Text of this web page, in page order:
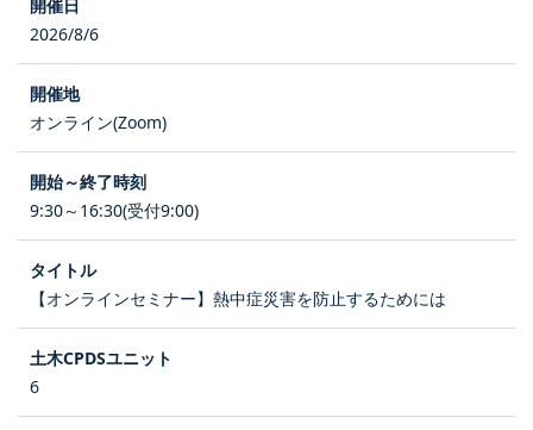
2026/8/6
オンライン(Zoom)
9:30～16:30(受付9:00)
【オンラインセミナー】熱中症災害を防止するためには
6